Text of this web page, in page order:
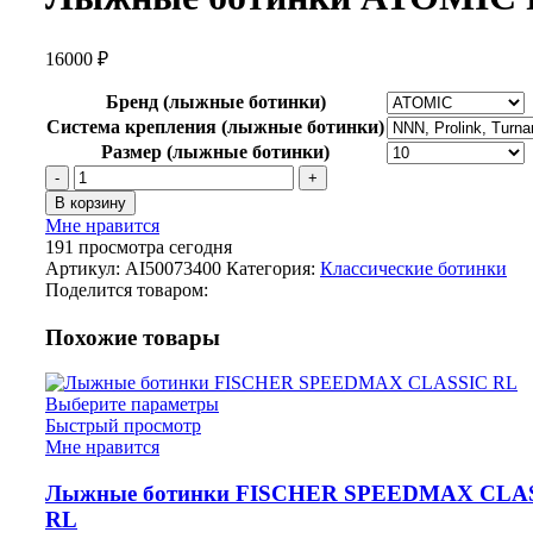
16000 ₽
Бренд (лыжные ботинки)
Система крепления (лыжные ботинки)
Размер (лыжные ботинки)
Количество
товара
Лыжные
ботинки
ATOMIC
PRO
CS
В корзину
Мне нравится
191 просмотра сегодня
Артикул: AI50073400 Категория: Классические ботинки
Поделится товаром:
Похожие товары
Выберите параметры
Быстрый просмотр
Мне нравится
Лыжные ботинки FISCHER SPEEDMAX
RL